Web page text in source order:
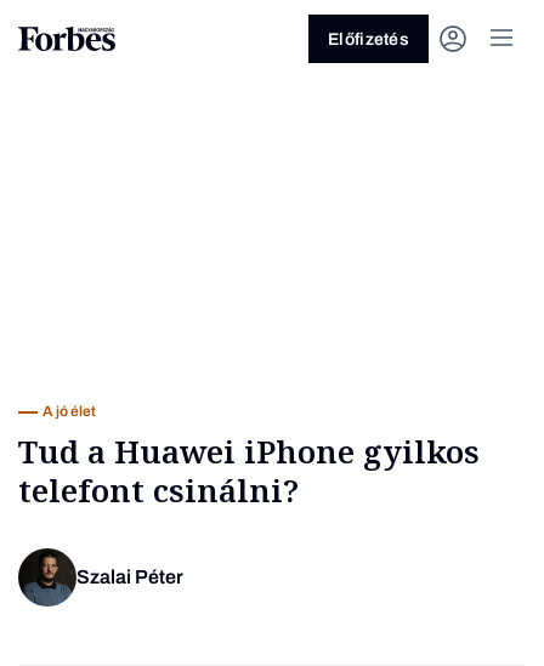
Előfizetés
A jó élet
Tud a Huawei iPhone gyilkos
telefont csinálni?
Szalai Péter